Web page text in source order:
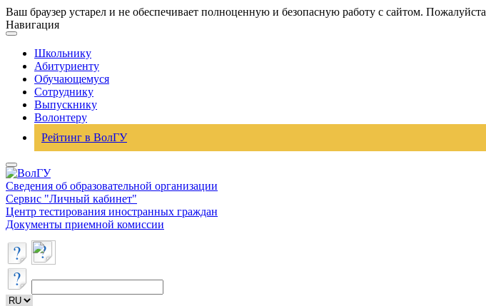
Ваш браузер устарел и не обеспечивает полноценную и безопасную работу с сайтом. Пожалуйста
Навигация
Школьнику
Абитуриенту
Обучающемуся
Сотруднику
Выпускнику
Волонтеру
Рейтинг в ВолГУ
Сведения об образовательной организации
Сервис "Личный кабинет"
Центр тестирования иностранных граждан
Документы приемной комиссии